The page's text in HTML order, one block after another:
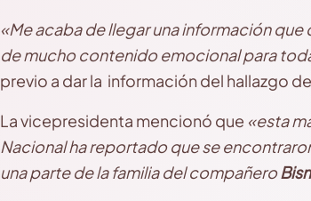
«Me acaba de llegar una información
de mucho contenido emocional para
previo a dar la información del hallazgo
La vicepresidenta mencionó que «esta
Nacional ha reportado que se
una parte de la familia del compañero